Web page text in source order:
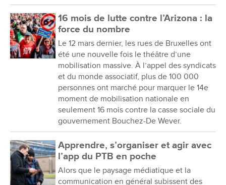
16 mois de lutte contre l’Arizona : la
force du nombre
Le 12 mars dernier, les rues de Bruxelles ont
été une nouvelle fois le théâtre d’une
mobilisation massive. À l’appel des syndicats
et du monde associatif, plus de 100 000
personnes ont marché pour marquer le 14e
moment de mobilisation nationale en
seulement 16 mois contre la casse sociale du
gouvernement Bouchez-De Wever.
Apprendre, s’organiser et agir avec
l’app du PTB en poche
Alors que le paysage médiatique et la
communication en général subissent des